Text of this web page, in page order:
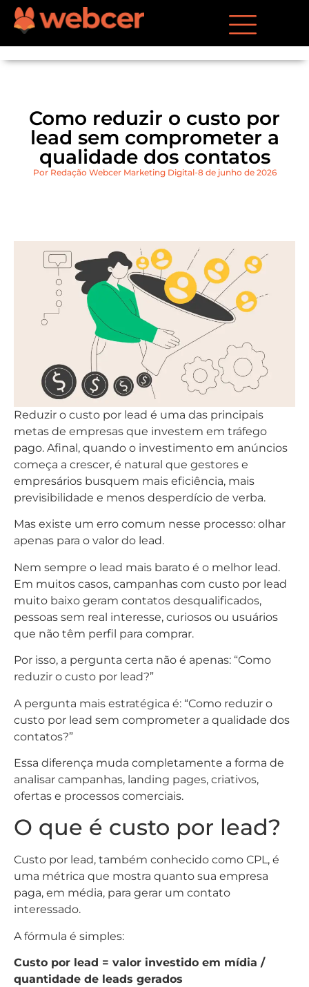
Como reduzir o custo por
lead sem comprometer a
qualidade dos contatos
PorRedação Webcer Marketing Digital 8 de junho de 2026
Reduzir o custo por lead é uma das principais
metas de empresas que investem em tráfego
pago. Afinal, quando o investimento em anúncios
começa a crescer, é natural que gestores e
empresários busquem mais eficiência, mais
previsibilidade e menos desperdício de verba.
Mas existe um erro comum nesse processo: olhar
apenas para o valor do lead.
Nem sempre o lead mais barato é o melhor lead.
Em muitos casos, campanhas com custo por lead
muito baixo geram contatos desqualificados,
pessoas sem real interesse, curiosos ou usuários
que não têm perfil para comprar.
Por isso, a pergunta certa não é apenas: “Como
reduzir o custo por lead?”
A pergunta mais estratégica é: “Como reduzir o
custo por lead sem comprometer a qualidade dos
contatos?”
Essa diferença muda completamente a forma de
analisar campanhas, landing pages, criativos,
ofertas e processos comerciais.
O que é custo por lead?
Custo por lead, também conhecido como CPL, é
uma métrica que mostra quanto sua empresa
paga, em média, para gerar um contato
interessado.
A fórmula é simples:
Custo por lead = valor investido em mídia /
quantidade de leads gerados